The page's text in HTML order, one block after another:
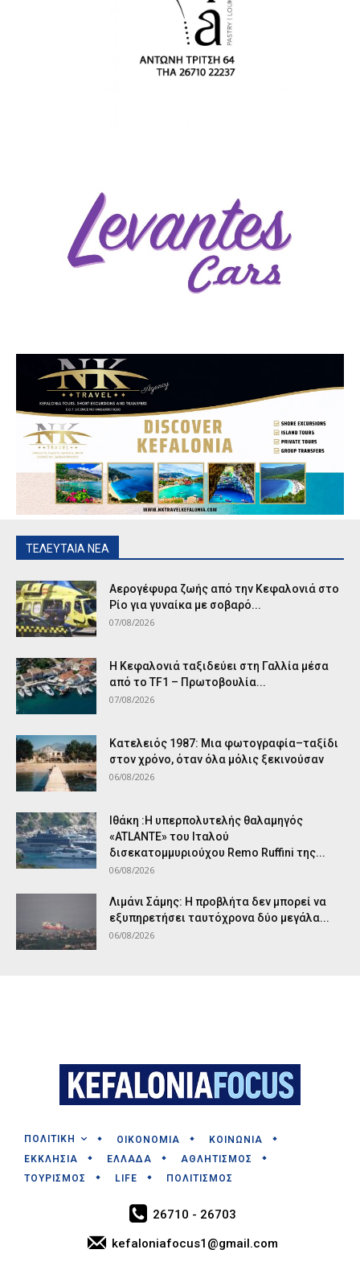
ΤΕΛΕΥΤΑΙΑ ΝΕΑ
Αερογέφυρα ζωής από την Κεφαλονιά στο
Ρίο για γυναίκα με σοβαρό...
07/08/2026
Η Κεφαλονιά ταξιδεύει στη Γαλλία μέσα
από το TF1 – Πρωτοβουλία...
07/08/2026
Κατελειός 1987: Μια φωτογραφία–ταξίδι
στον χρόνο, όταν όλα μόλις ξεκινούσαν
06/08/2026
Ιθάκη :Η υπερπολυτελής θαλαμηγός
«ATLANTE» του Ιταλού
δισεκατομμυριούχου Remo Ruffini της...
06/08/2026
Λιμάνι Σάμης: Η προβλήτα δεν μπορεί να
εξυπηρετήσει ταυτόχρονα δύο μεγάλα...
06/08/2026
ΠΟΛΙΤΙΚΗ ΟΙΚΟΝΟΜΙΑ
ΚΟΙΝΩΝΙΑ
ΕΚΚΛΗΣΙΑ
ΕΛΛΑΔΑ
ΑΘΛΗΤΙΣΜΟΣ
ΤΟΥΡΙΣΜΟΣ
LIFE ΠΟΛΙΤΙΣΜΟΣ
26710 - 26703
kefaloniafocus1@gmail.com